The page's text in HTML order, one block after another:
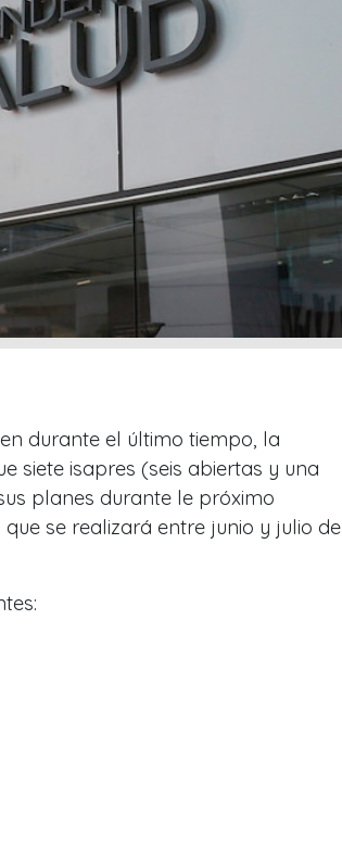
durante el último tiempo, la
siete isapres (seis abiertas y una
planes durante le próximo
se realizará entre junio y julio de